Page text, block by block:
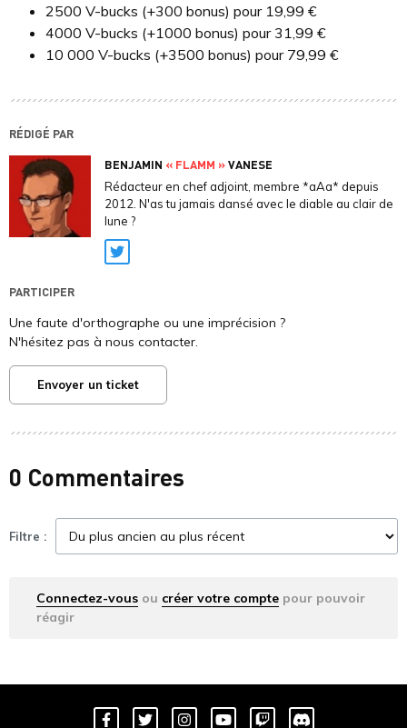
2500 V-bucks (+300 bonus) pour 19,99 €
4000 V-bucks (+1000 bonus) pour 31,99 €
10 000 V-bucks (+3500 bonus) pour 79,99 €
RÉDIGÉ PAR
BENJAMIN « FLAMM »VANESE
Rédacteur en chef adjoint, membre *aAa* depuis
2012. N'as tu jamais dansé avec le diable au clair de
lune ?
Twitter
PARTICIPER
Une faute d'orthographe ou une imprécision ?
N'hésitez pas à nous contacter.
Envoyer un ticket
0 Commentaires
Filtre :
Connectez-vous ou créer votre compte pour pouvoir
réagir